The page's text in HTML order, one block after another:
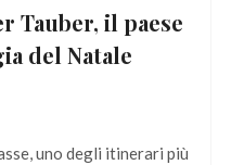
Tauber, il paese
del Natale
uno degli itinerari più